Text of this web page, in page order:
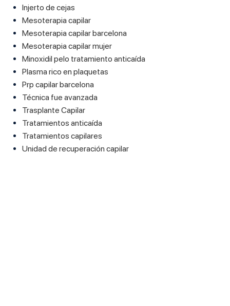
Injerto de cejas
Mesoterapia capilar
Mesoterapia capilar barcelona
Mesoterapia capilar mujer
Minoxidil pelo tratamiento anticaída
Plasma rico en plaquetas
Prp capilar barcelona
Técnica fue avanzada
Trasplante Capilar
Tratamientos anticaída
Tratamientos capilares
Unidad de recuperación capilar